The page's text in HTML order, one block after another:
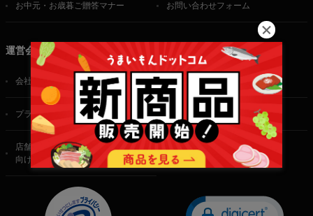
お中元・お歳暮ご贈答マナー お問い合わせフォーム
運営会社
会社概要 ご利用規約
プライバシーポリシー 特定商取引法に基づく表記
店舗・法人・生産者様
向けのお問い合わせ